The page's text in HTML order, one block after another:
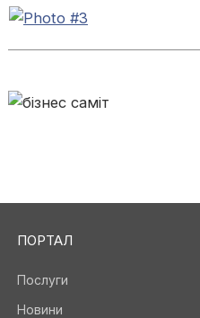
ПОРТАЛ
Послуги
Новини